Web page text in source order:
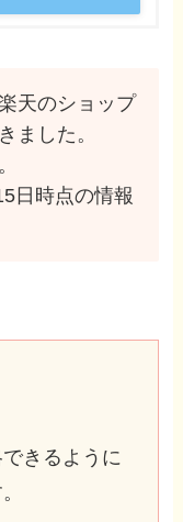
天のショップ
ました。
日時点の情報
きるように